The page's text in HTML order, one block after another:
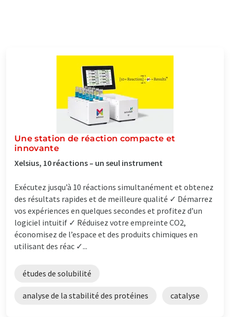
Une station de réaction compacte et
innovante
Xelsius, 10 réactions – un seul instrument
Exécutez jusqu’à 10 réactions simultanément et obtenez
des résultats rapides et de meilleure qualité ✓ Démarrez
vos expériences en quelques secondes et profitez d’un
logiciel intuitif ✓ Réduisez votre empreinte CO2,
économisez de l’espace et des produits chimiques en
utilisant des réac ✓...
études de solubilité
analyse de la stabilité des protéines catalyse